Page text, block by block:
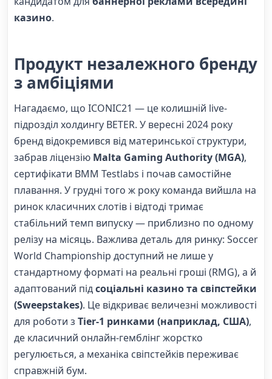
казино.
Продукт незалежного бренду
з амбіціями
Нагадаємо, що ICONIC21 — це колишній live-
підрозділ холдингу BETER. У вересні 2024 року
бренд відокремився від материнської структури,
забрав ліцензію Malta Gaming Authority (MGA),
сертифікати BMM Testlabs і почав самостійне
плавання. У грудні того ж року команда вийшла на
ринок класичних слотів і відтоді тримає
стабільний темп випуску — приблизно по одному
релізу на місяць. Важлива деталь для ринку: Soccer
World Championship доступний не лише у
стандартному форматі на реальні гроші (RMG), а й
адаптований підсоціальні казино та свіпстейки
(Sweepstakes). Це відкриває величезні можливості
для роботи з Tier-1 ринками (наприклад, США),
де класичний онлайн-гемблінг жорстко
регулюється, а механіка свіпстейків переживає
справжній бум.